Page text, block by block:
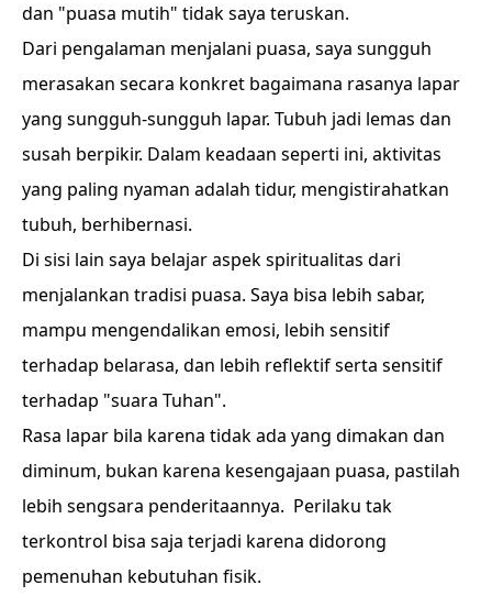
dan "puasa mutih" tidak saya teruskan.
Dari pengalaman menjalani puasa, saya sungguh
merasakan secara konkret bagaimana rasanya lapar
yang sungguh-sungguh lapar. Tubuh jadi lemas dan
susah berpikir. Dalam keadaan seperti ini, aktivitas
yang paling nyaman adalah tidur, mengistirahatkan
tubuh, berhibernasi.
Di sisi lain saya belajar aspek spiritualitas dari
menjalankan tradisi puasa. Saya bisa lebih sabar,
mampu mengendalikan emosi, lebih sensitif
terhadap belarasa, dan lebih reflektif serta sensitif
terhadap "suara Tuhan".
Rasa lapar bila karena tidak ada yang dimakan dan
diminum, bukan karena kesengajaan puasa, pastilah
lebih sengsara penderitaannya. Perilaku tak
terkontrol bisa saja terjadi karena didorong
pemenuhan kebutuhan fisik.